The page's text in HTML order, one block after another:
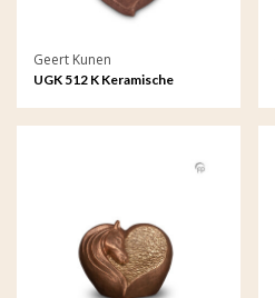
Geert Kunen
UGK 512 K Keramische